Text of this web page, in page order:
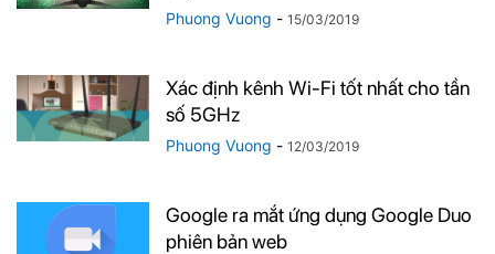
Phuong Vuong - 15/03/2019
Xác định kênh Wi-Fi tốt nhất cho tần
số 5GHz
Phuong Vuong - 12/03/2019
Google ra mắt ứng dụng Google Duo
phiên bản web